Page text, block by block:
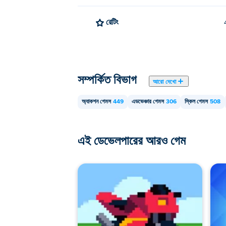
রেটিং
সম্পর্কিত বিভাগ আরো দেখো
অ্যাকশন গেমস 449 এডভেঞ্চার গেমস 306 স্কিল গেমস 508
এই ডেভেলপারের আরও গেম